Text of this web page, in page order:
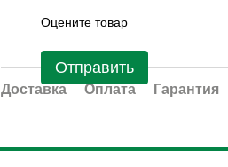
Оцените товар
Отправить
Доставка Оплата Гарантия